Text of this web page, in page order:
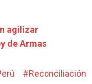
agilizar
de Armas
#Reconciliación